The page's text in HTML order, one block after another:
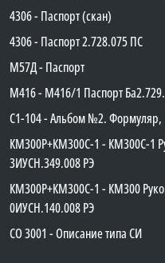
4306 - Паспорт (скан)
4306 - Паспорт 2.728.075 ПС
М57Д - Паспорт
М416 - М416/1 Паспорт
C1-104 - Альбом №2. Формуляр,
КМ300Р+КМ300С-1 - КМ300C-1
3ИУСН.349.008 РЭ
КМ300Р+КМ300С-1 - КМ300
0ИУСН.140.008 РЭ
СО 3001 - Описание типа СИ